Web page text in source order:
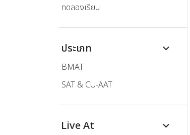
ทดลองเรียน
ประเภท keyboard_arrow_down
BMAT
SAT & CU-AAT
Live At keyboard_arrow_down